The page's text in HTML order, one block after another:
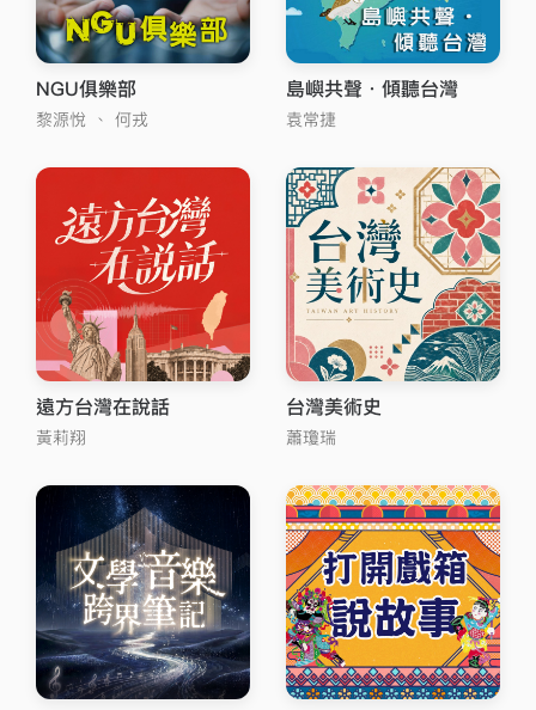
NGU俱樂部
黎源悅 、 何戎
島嶼共聲．傾聽台灣
袁常捷
遠方台灣在說話
黃莉翔
台灣美術史
蕭瓊瑞